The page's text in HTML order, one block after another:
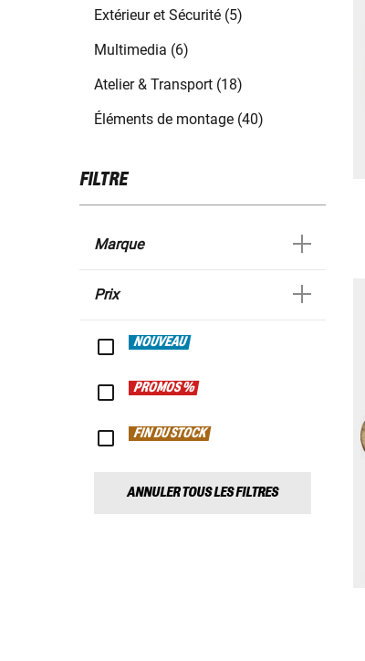
Extérieur et Sécurité (5)
Multimedia (6)
Atelier & Transport (18)
Éléments de montage (40)
FILTRE
Marque
Prix
NOUVEAU
PROMOS %
FIN DU STOCK
ANNULER TOUS LES FILTRES